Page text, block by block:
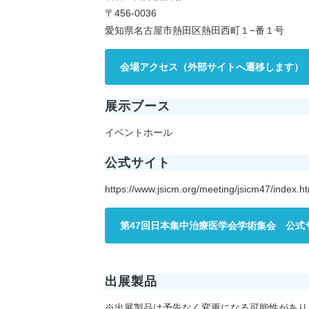
〒456-0036
愛知県名古屋市熱田区熱田西町１−番１号
会場アクセス（外部サイトへ遷移します）
展示ブース
イベントホール
公式サイト
https://www.jsicm.org/meeting/jsicm47/
第47回日本集中治療医学会学術集会 公式
出展製品